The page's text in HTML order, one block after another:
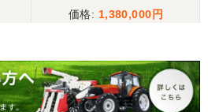
運搬ありがとうございました。
1,380,000